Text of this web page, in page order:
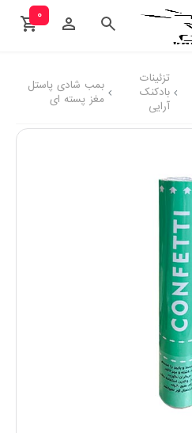
۰
تزئینات
بادکنک
آرایی
بمب شادی پاستل
مغز پسته ای